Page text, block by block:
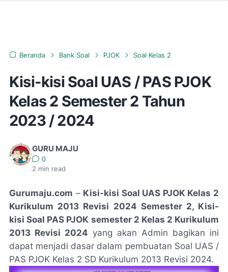
Beranda Bank Soal PJOK Soal Kelas 2
Kisi-kisi Soal UAS / PAS PJOK
Kelas 2 Semester 2 Tahun
2023 / 2024
GURU MAJU
0
2 min read
Gurumaju.com – Kisi-kisi Soal UAS PJOK Kelas 2
Kurikulum 2013 Revisi 2024 Semester 2, Kisi-
kisi Soal PAS PJOK semester 2 Kelas 2 Kurikulum
2013 Revisi 2024 yang akan Admin bagikan ini
dapat menjadi dasar dalam pembuatan Soal UAS /
PAS PJOK Kelas 2 SD Kurikulum 2013 Revisi 2024.